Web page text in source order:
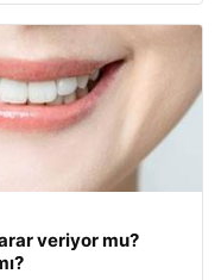
veriyor mu?